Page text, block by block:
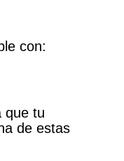
con:
que tu
de estas